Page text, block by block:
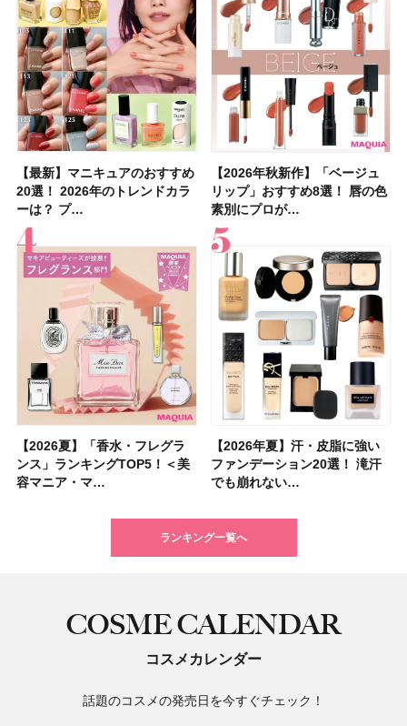
【最新】マニキュアのおすすめ
20選！ 2026年のトレンドカラ
ーは？ プ…
【2026年秋新作】「ベージュ
リップ」おすすめ8選！ 唇の色
素別にプロが…
【2026夏】「香水・フレグラ
ンス」ランキングTOP5！＜美
容マニア・マ…
【2026年夏】汗・皮脂に強い
ファンデーション20選！ 滝汗
でも崩れない…
【2026年夏】汗に強い日焼け
止めのおすすめ13選！ 汗で塗
膜が強化され…
【石井美保さん】おすすめの
「ブライトニング」11選！ ス
キンケアからサプ…
【クリスマスコフレ2026】ク
リニークのホリデーコフレを一
挙紹介！ 人気…
【コスメデコルテ】ブランド最
高峰ラインから新作エイジング
ケアクリーム「A…
【最新】マニキュアのおすすめ
20選！ 2026年のトレンドカラ
ーは？ プ…
【2026年秋新作】「ベージュ
リップ」おすすめ8選！ 唇の色
素別にプロが…
【2026年夏】汗・皮脂に強い
ファンデーション20選！ 滝汗
でも崩れない…
【崩れないフェイスパウダーの
塗り方】ブラシ？パフ？ 肌質
別メイクHOW …
【デパコスのネイルオイル10
選】プレゼントにおすすめ！ケ
ア効果、ビジュ、…
【2026年】ボディ用日焼け止
めUVのおすすめ20選！ この夏
注目の人気…
【2026夏】「リップケア」ラ
ンキングTOP5！＜美容マニア
集団・マキア…
【クリスマスコフレ2026】
BAUM（バウム）が誘う静寂の
香りの世界へ。…
【石井美保さんのおすすめお菓
子＆お茶10選】手土産にもぴっ
たり
【板野友美さんの美活】「最
近、下の歯の矯正を再開したん
です」オーラルケア…
【2026夏】「インナーケア・
サプリ」ランキングTOP5！＜
美容マニア集…
【おすすめダイエットサプリ８
選】食べすぎた日をサポート！
選び方＆糖質・脂…
【2026年夏】おすすめの髪型
36選！ショート・ボブ・ミディ
アム・ロング…
【2026年夏】小顔に見えるボ
ブの髪型37選！ レイヤー・切
りっぱなしな…
【最新】髪のうねり・広がり・
くせ毛におすすめのシャンプー
17選
【2026年】最新トレンド「ボ
ブ」13種類を徹底解説！ 定番
＆人気の髪型…
【読者プレゼント】羽の見えな
いハンディファン
「baramood」を3名様…
【2026年8月の一粒万倍日】お
すすめの開運コスメ＆美容アイ
テム10選！
【フォロー＆いいねで当たる】
中国割烹旅館 掬水亭の宿泊券
を1組2名様にプ…
【無印良品】スキンケア×衣料
素材の最強タッグで実現！ 着
るだけで保湿でき…
【セザンヌ】8/7新色追加！
「ウォータリーティントリップ
」10モモピュ…
【限定】&be「リップカラーデ
ュオ 01 ピンクベージュ」レビ
ュー｜落ち…
【全色レビュー】ケイト メロ
ウブラウンアイズ限定色追加！
イエベ・ブルベ別…
【スック2026新作】秋コレク
ションを全品スウォッチ&イエ
ベブルベ分け！
ランキング一覧へ
COSME CALENDAR
コスメカレンダー
話題のコスメの発売日を今すぐチェック！